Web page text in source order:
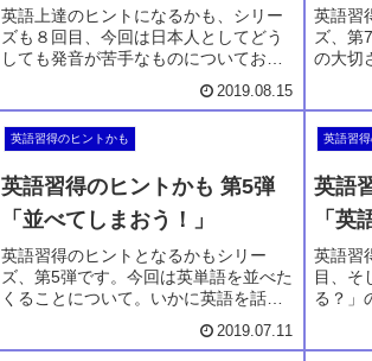
英語上達のヒントになるかも、シリー
ズも８回目、今回は日本人としてどう
しても発音が苦手なものについてお話
が難しいのはみなさんもご存知のこ
人だけではなく、他の国にとっても苦
ます。
2019.08.15
英語習
ズ、第
の大切
にし
を。
英語習得のヒントかも
英語習得のヒントかも 第5弾
「並べてしまおう！」
英語習得のヒントとなるかもシリー
ズ、第5弾です。今回は英単語を並べた
くることについて。いかに英語を話す
に並べてしまうことの大切さを思いの
2019.07.11
英語習
英語
「英
英語習
目、そ
る？」
を理